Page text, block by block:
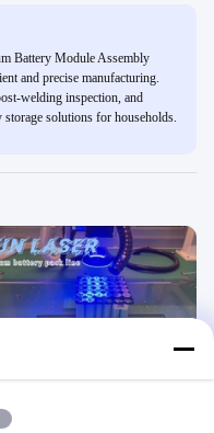
Battery Module Assembly
and precise manufacturing.
welding inspection, and
solutions for households.
ব্যাটারি সমাবেশ লাইন